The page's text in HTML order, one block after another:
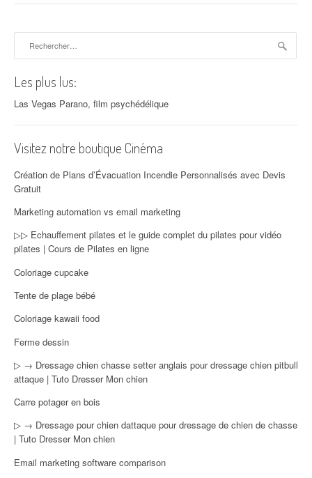
Les plus lus:
Las Vegas Parano, film psychédélique
Visitez notre boutique Cinéma
Création de Plans d’Évacuation Incendie Personnalisés avec Devis
Gratuit
Marketing automation vs email marketing
▷▷ Echauffement pilates et le guide complet du pilates pour vidéo
pilates | Cours de Pilates en ligne
Coloriage cupcake
Tente de plage bébé
Coloriage kawaii food
Ferme dessin
▷ → Dressage chien chasse setter anglais pour dressage chien pitbull
attaque | Tuto Dresser Mon chien
Carre potager en bois
▷ → Dressage pour chien dattaque pour dressage de chien de chasse
| Tuto Dresser Mon chien
Email marketing software comparison